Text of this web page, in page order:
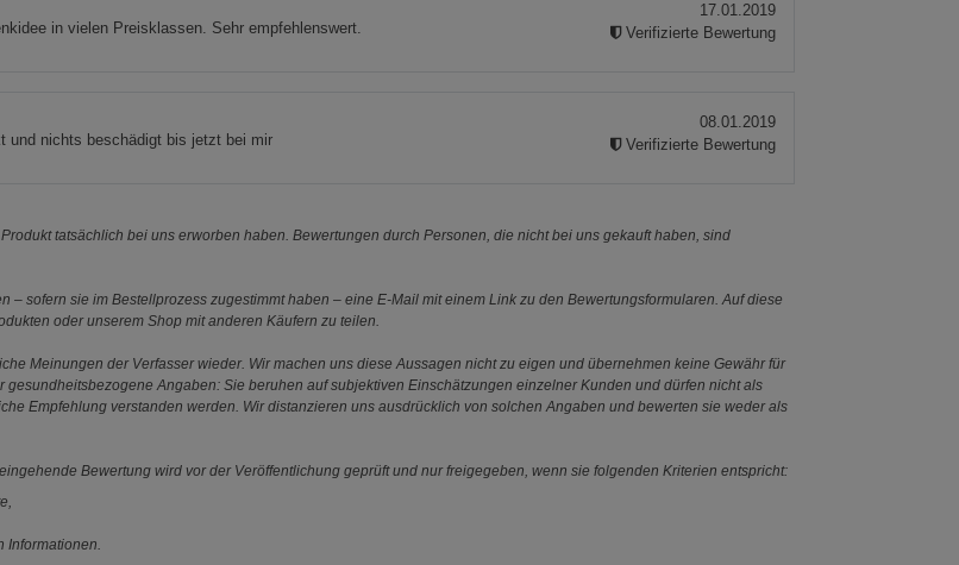
in vielen Preisklassen. Sehr empfehlenswert.
17.01.2019
Verifizierte Bewertung
und nichts beschädigt bis jetzt bei mir
08.01.2019
Verifizierte Bewertung
tatsächlich bei uns erworben haben. Bewertungen durch Personen, die nicht bei uns gekauft haben, sind
sofern sie im Bestellprozess zugestimmt haben – eine E-Mail mit einem Link zu den Bewertungsformularen. Auf diese
oder unserem Shop mit anderen Käufern zu teilen.
Meinungen der Verfasser wieder. Wir machen uns diese Aussagen nicht zu eigen und übernehmen keine Gewähr für
Angaben: Sie beruhen auf subjektiven Einschätzungen einzelner Kunden und dürfen nicht als
Empfehlung verstanden werden. Wir distanzieren uns ausdrücklich von solchen Angaben und bewerten sie weder als
Bewertung wird vor der Veröffentlichung geprüft und nur freigegeben, wenn sie folgenden Kriterien entspricht: